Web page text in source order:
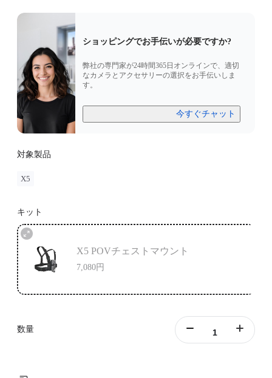
行時でもクリアな音声を実現します。
ロードサイクリングやオートバイの場合は、より良い撮
影アングルのためにチェストストラップを推奨します。
ショッピングでお手伝いが必要ですか?
弊社の専門家が24時間365日オンラインで、適切
なカメラとアクセサリーの選択をお手伝いしま
す。
今すぐチャット
対象製品
X5
キット
X5 POVチェストマウント
7,080円
数量